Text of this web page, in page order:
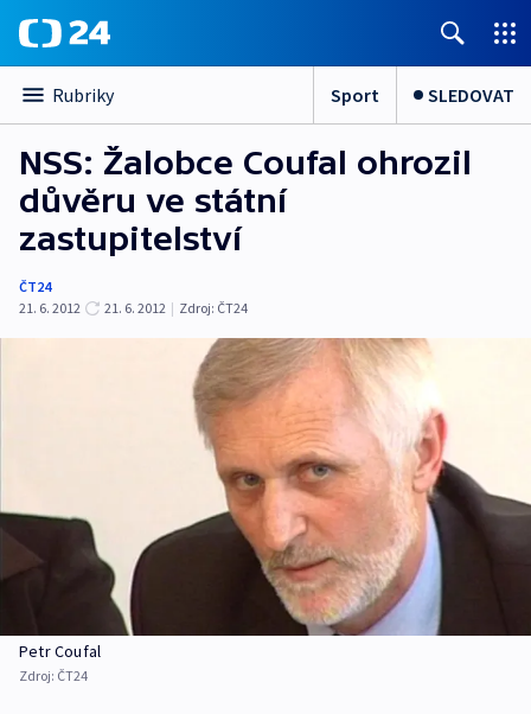
Rubriky Sport SLEDOVAT
NSS: Žalobce Coufal ohrozil
důvěru ve státní
zastupitelství
ČT24
21. 6. 2012
21. 6. 2012 | Zdroj: ČT24
Petr Coufal
Zdroj: ČT24